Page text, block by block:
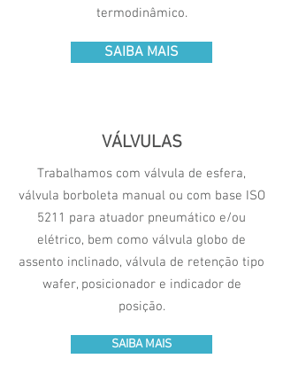
termodinâmico.
SAIBA MAIS
VÁLVULAS
Trabalhamos com válvula de esfera,
válvula borboleta manual ou com base ISO
5211 para atuador pneumático e/ou
elétrico, bem como válvula globo de
assento inclinado, válvula de retenção tipo
wafer, posicionador e indicador de
posição.
SAIBA MAIS